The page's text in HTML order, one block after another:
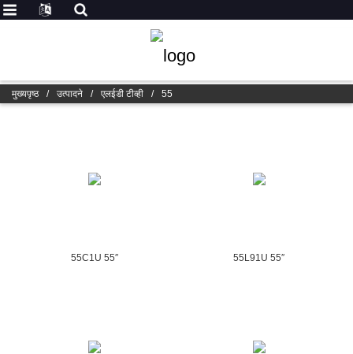
मुख्यपृष्ठ / उत्पादने / एलईडी टीव्ही / 55
55C1U 55″ 55L91U 55″